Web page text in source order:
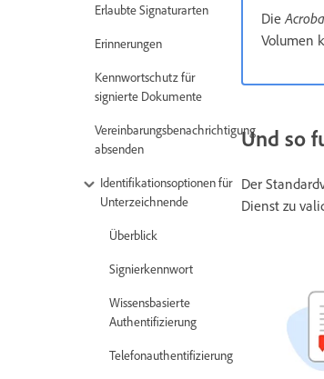
Erlaubte Signaturarten
Erinnerungen
Kennwortschutz für
signierte Dokumente
Vereinbarungsbenachrichtigung
absenden
Identifikationsoptionen für
Unterzeichnende
Überblick
Signierkennwort
Wissensbasierte
Authentifizierung
Telefonauthentifizierung
Die
Volumen
Und so
Der
Dienst zu